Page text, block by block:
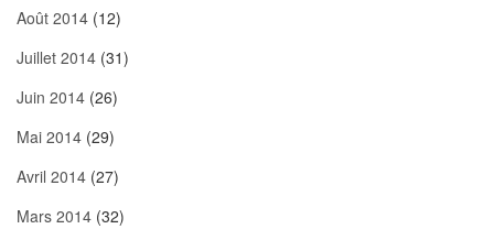
Août 2014 (12)
Juillet 2014 (31)
Juin 2014 (26)
Mai 2014 (29)
Avril 2014 (27)
Mars 2014 (32)